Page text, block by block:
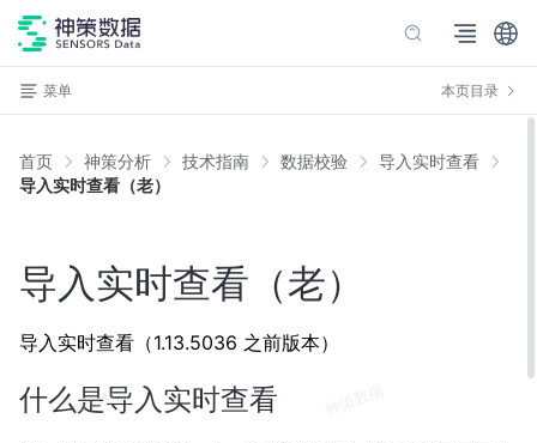
菜单 本页目录
首页 神策分析 技术指南 数据校验
导入实时查看
导入实时查看（老）
导入实时查看（老）
导入实时查看（1.13.5036 之前版本）
什么是导入实时查看